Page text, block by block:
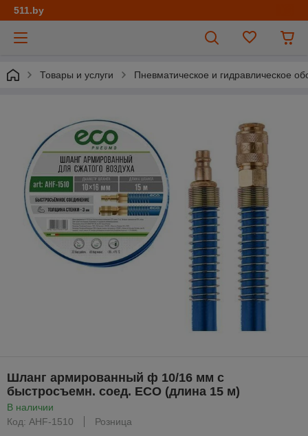
511.by
Товары и услуги Пневматическое и гидравлическое
Шланг армированный ф 10/16 мм с
быстросъемн. соед. ECO (длина 15 м)
В наличии
Код: AHF-1510
Розница